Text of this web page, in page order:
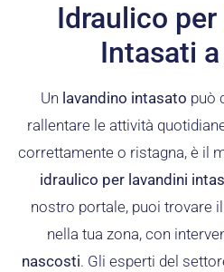
Idraulico
Intasati
Un lavandino intasato può
rallentare le attività
correttamente o ristagna, è il
idraulico per lavandini
nostro portale, puoi trovare
nella tua zona, con
nascosti. Gli esperti del